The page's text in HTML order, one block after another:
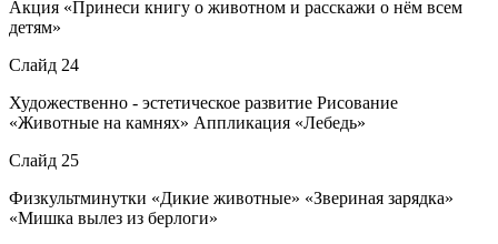
Акция «Принеси книгу о животном и расскажи о нём всем
детям»
Слайд 24
Художественно - эстетическое развитие Рисование
«Животные на камнях» Аппликация «Лебедь»
Слайд 25
Физкультминутки «Дикие животные» «Звериная зарядка»
«Мишка вылез из берлоги»